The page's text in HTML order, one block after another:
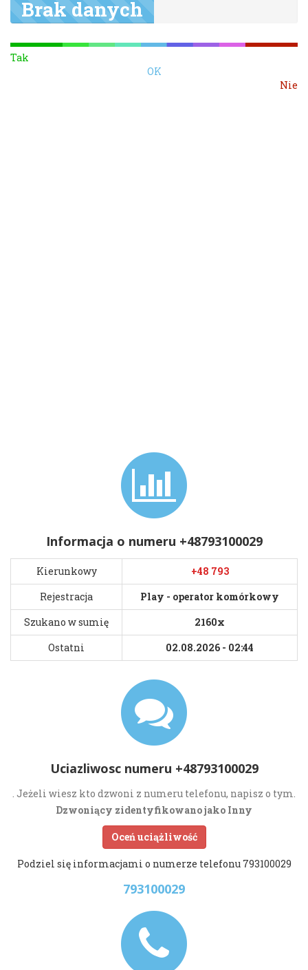
Brak danych
Tak
OK
Nie
Informacja o numeru +48793100029
Kierunkowy
+48 793
Rejestracja
Play - operator komórkowy
Szukano w sumię
2160x
Ostatni
02.08.2026 - 02:44
Uciazliwosc numeru +48793100029
. Jeżeli wiesz kto dzwoni z numeru telefonu, napisz o tym.
Dzwoniący zidentyfikowano jako Inny
Oceń uciążliwość
Podziel się informacjami o numerze telefonu 793100029
793100029